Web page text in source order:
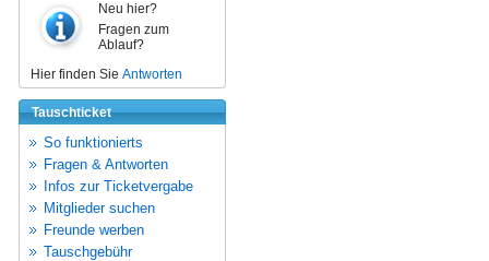
Neu hier?
Fragen zum
Ablauf?
Hier finden Sie Antworten
Tauschticket
So funktionierts
Fragen & Antworten
Infos zur Ticketvergabe
Mitglieder suchen
Freunde werben
Tauschgebühr